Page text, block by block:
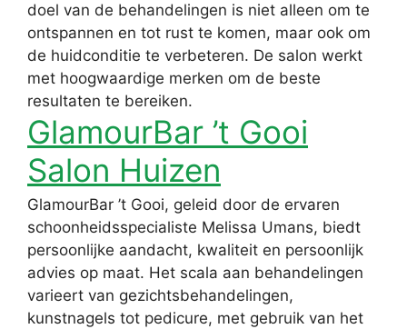
doel van de behandelingen is niet alleen om te
ontspannen en tot rust te komen, maar ook om
de huidconditie te verbeteren. De salon werkt
met hoogwaardige merken om de beste
resultaten te bereiken.
GlamourBar ’t Gooi
Salon Huizen
GlamourBar ’t Gooi, geleid door de ervaren
schoonheidsspecialiste Melissa Umans, biedt
persoonlijke aandacht, kwaliteit en persoonlijk
advies op maat. Het scala aan behandelingen
varieert van gezichtsbehandelingen,
kunstnagels tot pedicure, met gebruik van het